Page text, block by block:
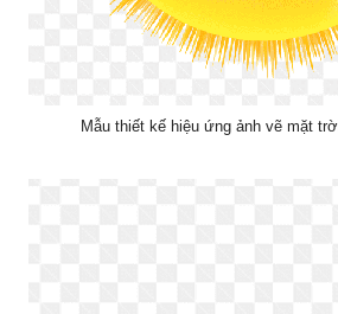
Mẫu thiết kế hiệu ứng ảnh vẽ mặt